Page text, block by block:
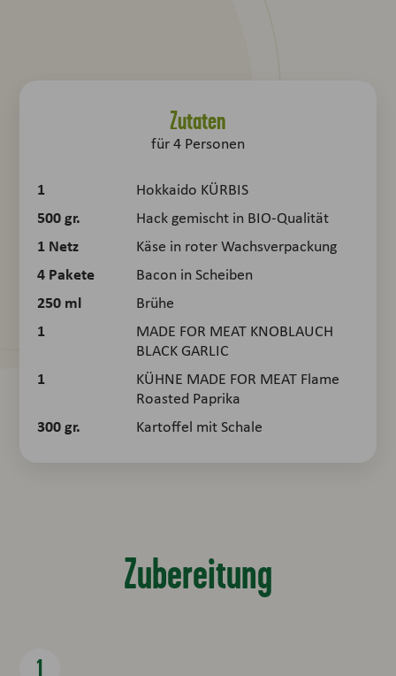
Zutaten
für4Personen
1 Hokkaido KÜRBIS
500gr. Hack gemischt in BIO-Qualität
1 Netz Käse in roter Wachsverpackung
4 Pakete Bacon in Scheiben
250 ml Brühe
1
MADE FOR MEAT KNOBLAUCH
BLACK GARLIC
1
KÜHNE MADE FOR MEAT Flame
Roasted Paprika
300gr. Kartoffel mit Schale
Zubereitung